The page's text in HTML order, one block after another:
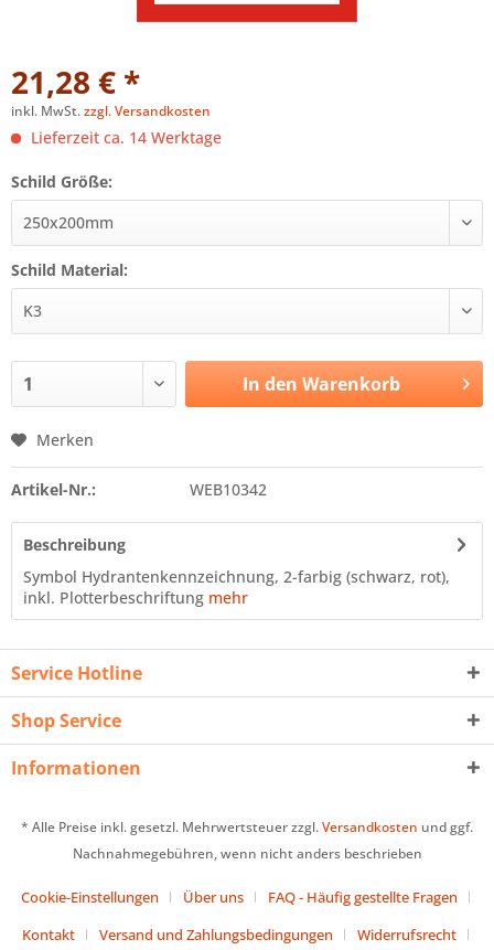
21,28 € *
inkl. MwSt.zzgl. Versandkosten
Lieferzeit ca. 14 Werktage
Schild Größe:
Schild Material:
In den Warenkorb
Merken
Artikel-Nr.: WEB10342
Beschreibung
Symbol Hydrantenkennzeichnung, 2-farbig (schwarz, rot),
inkl. Plotterbeschriftung mehr
Service Hotline
Shop Service
Informationen
* Alle Preise inkl. gesetzl. Mehrwertsteuer zzgl.Versandkosten und ggf.
Nachnahmegebühren, wenn nicht anders beschrieben
Cookie-Einstellungen Über uns
FAQ - Häufig gestellte Fragen
Kontakt
Versand und Zahlungsbedingungen Widerrufsrecht